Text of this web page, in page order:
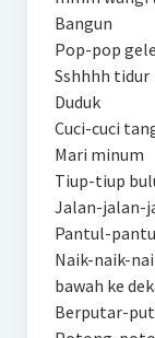
Bangun
Pop-pop
Sshhhh tidur
Duduk
Cuci-cuci
Mari minum
Tiup-tiup
Jalan-jalan-
Pantul-
Naik-naik-
bawah ke
Berputar-